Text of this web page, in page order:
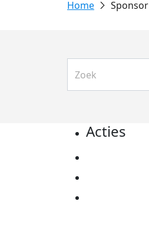
Sponsor
Acties